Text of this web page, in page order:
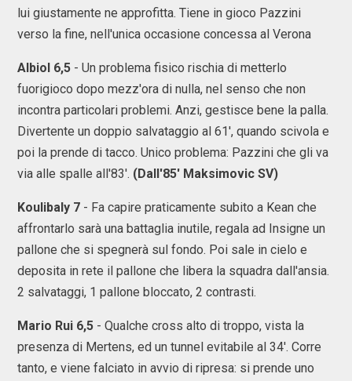
lui giustamente ne approfitta. Tiene in gioco Pazzini
verso la fine, nell'unica occasione concessa al Verona
Albiol 6,5 - Un problema fisico rischia di metterlo
fuorigioco dopo mezz'ora di nulla, nel senso che non
incontra particolari problemi. Anzi, gestisce bene la palla.
Divertente un doppio salvataggio al 61', quando scivola e
poi la prende di tacco. Unico problema: Pazzini che gli va
via alle spalle all'83'. (Dall'85' Maksimovic SV)
Koulibaly 7 - Fa capire praticamente subito a Kean che
affrontarlo sarà una battaglia inutile, regala ad Insigne un
pallone che si spegnerà sul fondo. Poi sale in cielo e
deposita in rete il pallone che libera la squadra dall'ansia.
2 salvataggi, 1 pallone bloccato, 2 contrasti.
Mario Rui 6,5 - Qualche cross alto di troppo, vista la
presenza di Mertens, ed un tunnel evitabile al 34'. Corre
tanto, e viene falciato in avvio di ripresa: si prende uno